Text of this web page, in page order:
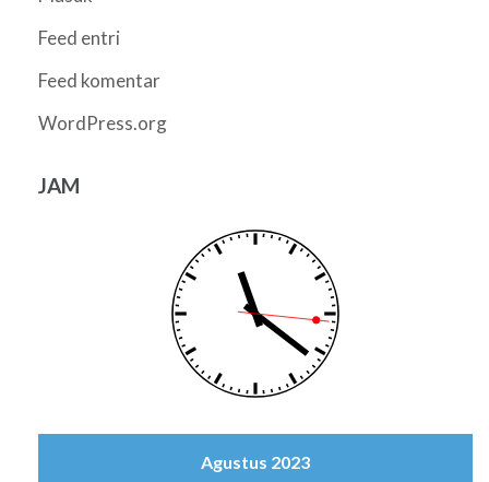
Feed entri
Feed komentar
WordPress.org
JAM
Agustus 2023